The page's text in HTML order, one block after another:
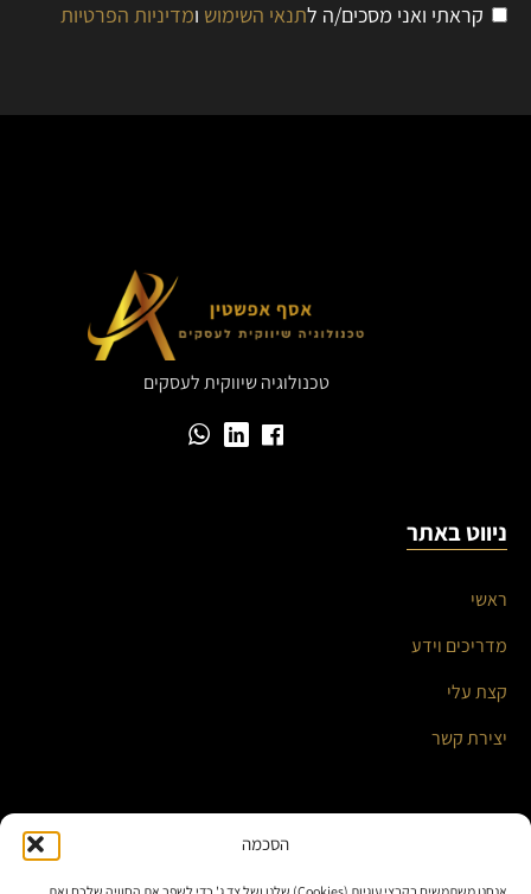
הסכמה
קראתי ואני מסכים/ה לתנאי השימוש ומדיניות הפרטיות
טכנולוגיה שיווקית לעסקים
ניווט באתר
ראשי
מדריכים וידע
קצת עלי
יצירת קשר